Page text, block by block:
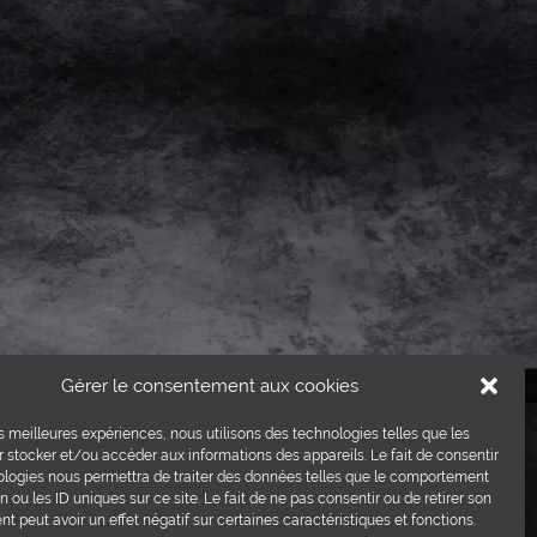
Gérer le consentement aux cookies
meilleures expériences, nous utilisons des technologies telles que les
stocker et/ou accéder aux informations des appareils. Le fait de consentir
nous permettra de traiter des données telles que le comportement
ou les ID uniques sur ce site. Le fait de ne pas consentir ou de retirer son
peut avoir un effet négatif sur certaines caractéristiques et fonctions.
Crédits photos:
ProViande, Sedrik Nemeth,
Raphaël Jeanneret.
© Boucherie Del Genio / By e-